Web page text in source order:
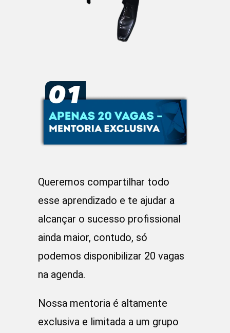
Queremos compartilhar todo
esse aprendizado e te ajudar a
alcançar o sucesso profissional
ainda maior, contudo, só
podemos disponibilizar 20 vagas
na agenda.
Nossa mentoria é altamente
exclusiva e limitada a um grupo